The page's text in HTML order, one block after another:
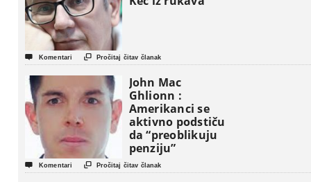
 Komentari  Pročitaj čitav članak
John Mac
Ghlionn :
Amerikanci se
aktivno podstiču
da “preoblikuju
penziju”
 Komentari  Pročitaj čitav članak